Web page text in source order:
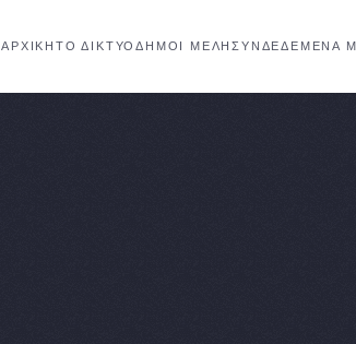
ΑΡΧΙΚΉΤΟ ΔΊΚΤΥΟΔΉΜΟΙ ΜΈΛΗΣΥΝΔΕΔΕΜΈΝΑ